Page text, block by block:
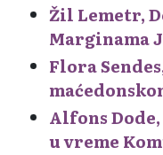
Žil Lemetr,
Marginama
Flora
Alfons
u vreme